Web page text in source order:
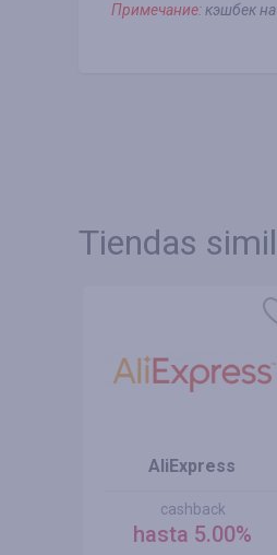
Примечание:кэшбек
Tiendas
AliExpress
cashback
hasta 5.00%